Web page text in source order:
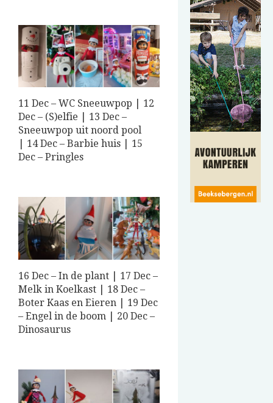
11 Dec – WC Sneeuwpop | 12
Dec – (S)elfie | 13 Dec –
Sneeuwpop uit noord pool
| 14 Dec – Barbie huis | 15
Dec – Pringles
16 Dec – In de plant | 17 Dec –
Melk in Koelkast | 18 Dec –
Boter Kaas en Eieren | 19 Dec
– Engel in de boom | 20 Dec –
Dinosaurus